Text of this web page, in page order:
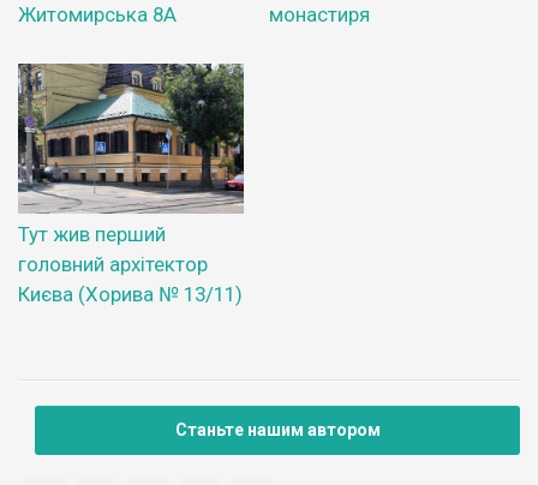
Житомирська 8А
монастиря
Тут жив перший
головний архітектор
Києва (Хорива № 13/11)
Станьте нашим автором